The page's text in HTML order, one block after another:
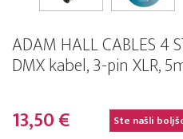
ADAM HALL CABLES 4
DMX kabel, 3-pin XLR,
13,50 € Ste našli